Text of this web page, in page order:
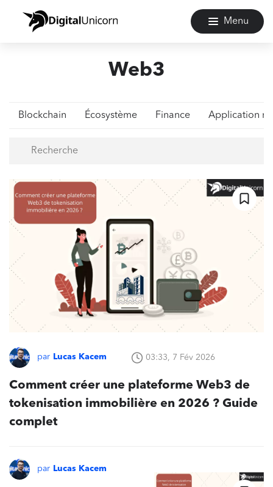
Menu
Web3
Blockchain Écosystème Finance Application
par Lucas Kacem 03:33, 7 Fév 2026
Comment créer une plateforme Web3 de
tokenisation immobilière en 2026 ? Guide
complet
par Lucas Kacem